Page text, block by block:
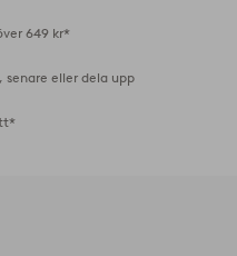
649 kr*
senare eller dela upp